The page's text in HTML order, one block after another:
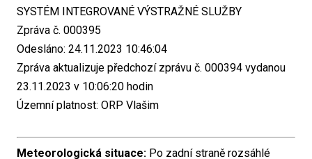
SYSTÉM INTEGROVANÉ VÝSTRAŽNÉ SLUŽBY
Zpráva č. 000395
Odesláno: 24.11.2023 10:46:04
Zpráva aktualizuje předchozí zprávu č. 000394 vydanou
23.11.2023 v 10:06:20 hodin
Územní platnost: ORP Vlašim
Meteorologická situace: Po zadní straně rozsáhlé